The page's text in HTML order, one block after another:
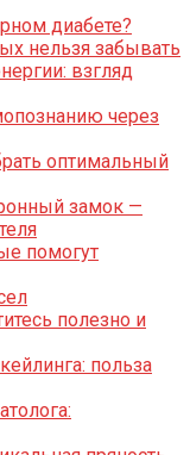
диабете?
нельзя забывать
взгляд
через
оптимальный
замок —
помогут
полезно и
польза